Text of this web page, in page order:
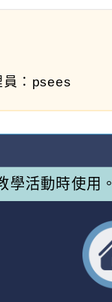
員：psees
學活動時使用。